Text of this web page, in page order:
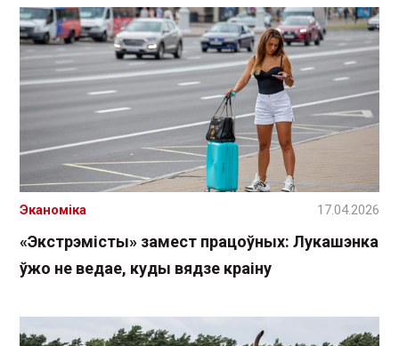
«Экстрэмісты» замест працоўных: Лукашэнка
ўжо не ведае, куды вядзе краіну
Эканоміка 17.04.2026